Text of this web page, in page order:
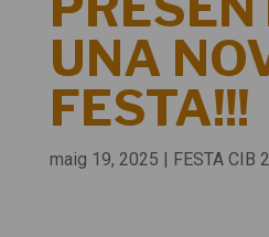
UNA
FESTA!!!
maig 19, 2025 | FESTA CIB